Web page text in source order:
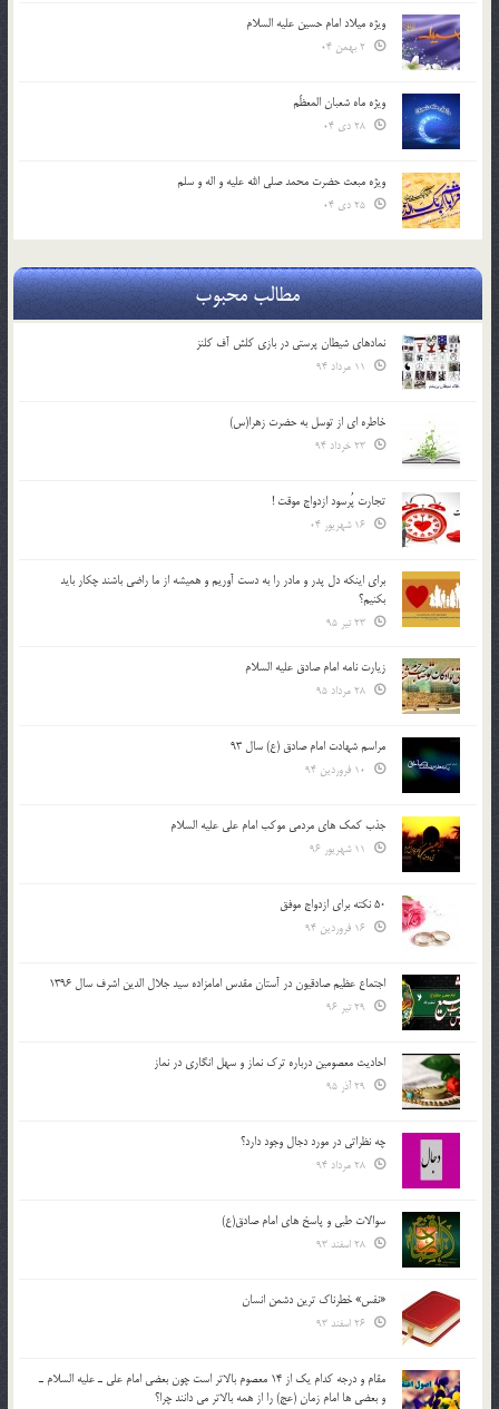
ویژه میلاد امام حسین علیه السلام
ویژه ماه شعبان المعظّم
ویژه مبعث حضرت محمد صلی الله علیه و اله و سلم
مطالب محبوب
نمادهای شیطان پرستی در بازی کلش آف کلنز
خاطره ای از توسل به حضرت زهرا(س)
تجارت پُرسود ازدواج موقت !
براي اينكه دل پدر و مادر را به دست آوريم و هميشه از ما راضي باشند چكار بايد
بكنيم؟
زیارت نامه امام صادق علیه السلام
مراسم شهادت امام صادق (ع) سال 93
جذب کمک های مردمی موکب امام علی علیه السلام
50 نکته برای ازدواج موفق
اجتماع عظیم صادقیون در آستان مقدس امامزاده سید جلال الدین اشرف سال 1396
احادیث معصومین درباره ترک نماز و سهل انگاری در نماز
چه نظراتی در مورد دجال وجود دارد؟
سوالات طبی و پاسخ های امام صادق(ع)
«نفس» خطرناک ترین دشمن انسان
مقام و درجه كدام يك از 14 معصوم بالاتر است چون بعضي امام علي ـ عليه السلام ـ
و بعضي ها امام زمان (عج) را از همه بالاتر مي دانند چرا؟